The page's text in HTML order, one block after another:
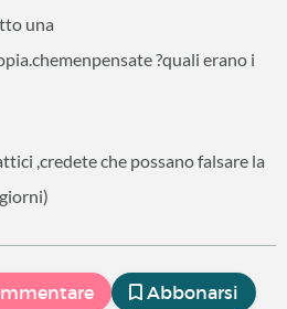
una
?quali erano i
,credete che possano falsare la
Abbonarsi